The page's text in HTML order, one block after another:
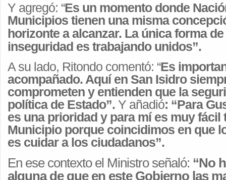
Y agregó: “Es un momento donde
Municipios tienen una misma
horizonte a alcanzar. La única forma
inseguridad es trabajando unidos”.
A su lado, Ritondo comentó: “Es
acompañado. Aquí en San Isidro
comprometen y entienden que la
política de Estado”. Y añadió: “Para
es una prioridad y para mí es muy fácil
Municipio porque coincidimos en que
es cuidar a los ciudadanos”.
En ese contexto el Ministro señaló: “No
alguna de que en este Gobierno las